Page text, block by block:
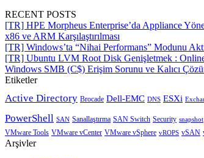
RECENT POSTS
[TR] HPE Morpheus Enterprise’da Appliance
x86 ve ARM Karşılaştırılması
[TR] Windows’ta “Nihai Performans” Modunu
[TR] Ubuntu LVM Root Disk Genişletmek :
Windows SMB (C$) Erişim Sorunu ve Kalıcı
Etiketler
Active Directory Brocade Dell-EMC DNS ESXi
PowerShell SAN Sanallaştırma SAN Switch Security snapshot
VMware Tools VMware vCenter VMware vSphere vROPS vSAN
Arşivler